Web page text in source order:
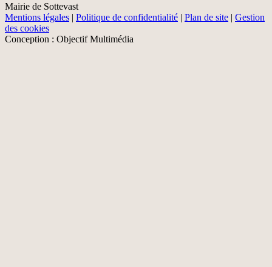
Mairie de Sottevast
Mentions légales | Politique de confidentialité | Plan de site | Gestion
des cookies
Conception : Objectif Multimédia